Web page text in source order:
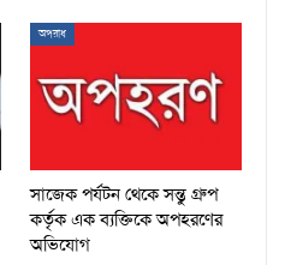
অপরাধ
সাজেক পর্যটন থেকে সন্তু গ্রুপ
কর্তৃক এক ব্যক্তিকে অপহরণের
অভিযোগ